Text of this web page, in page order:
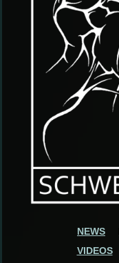
NEWS
VIDEOS